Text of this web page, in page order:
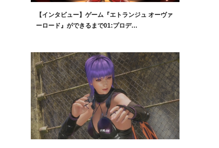
【インタビュー】ゲーム『エトランジュ オーヴァ
ーロード』ができるまで01:プロデ…